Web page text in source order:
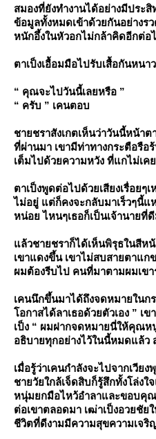
สมองที่ยังทำงานได้อย่างมีประ
ข้อมูลทั้งหมดเข้าด้วยกันอย่างร
หนักอึ้งในหัวอกไม่กล้าคิดอีกต่อ
ตาเป็งเอื้อมมือไปรับเสื้อกันหนา
“ คุณจะไปวันนี้เลยหรือ ”
“ ครับ ” เคนตอบ
ชายชราสังเกตเห็นว่าวันนี้หน้า
ที่ผ่านมา เขามีท่าทางกระตือรือ
เต็มไปด้วยความหวัง ที่แกไม่เค
ตาเป็งพูดต่อไปด้วยเสียงเรื่อย
ไม่อยู่ แต่ก็คงจะกลับมาเร็วๆนี้
หน่อย ไหนๆเธอก็เป็นเจ้านายที่
ล้วชายชราก็ได้เห็นพิรุธในสีห
เขาแดงขึ้น เขาไม่สบสายตาแ
ผมต้องรีบไป คนที่มาตามผมเข
เคนนึกขึ้นมาได้ถึงจดหมายในก
อกาสได้ลาเธอด้วยตัวเอง ” เ
เป็ง “ ผมฝากจดหมายนี่ให้คุณ
อธิบายทุกอย่างไว้ในนี้หมดแล้
เมื่อรู้ว่าเคนกำลังจะไปจากเวีย
ชายวัยใกล้เจ็ดสิบก็รู้สึกทั้งโล่ง
หนุ่มยกมือไหว้อำลาและขอบคุ
ต่อเขาตลอดมา เฒ่าเป็งอวยชัย
ชีวิตที่ดีงามมีความสุขความเจริ